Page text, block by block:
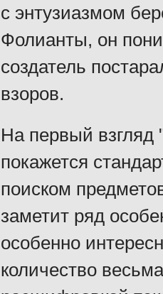
с энтузиазмом
Фолианты, он
создатель
взоров.
На первый взгляд
покажется
поиском
заметит ряд
особенно
количество